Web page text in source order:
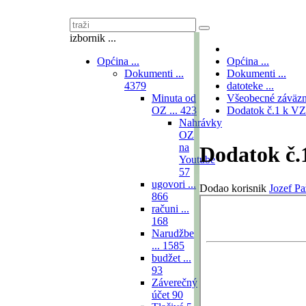
izbornik ...
Općina ...
Dokumenti ...
4379
Minuta od
OZ ... 423
Nahrávky
OZ
na
Youtube
57
ugovori ...
866
računi ...
168
Narudžbe
... 1585
budžet ...
93
Záverečný
účet 90
Općina ...
Dokumenti ...
datoteke ...
Všeobecné
Dodatok č.1 k
Dodatok
Dodao korisnik Jozef